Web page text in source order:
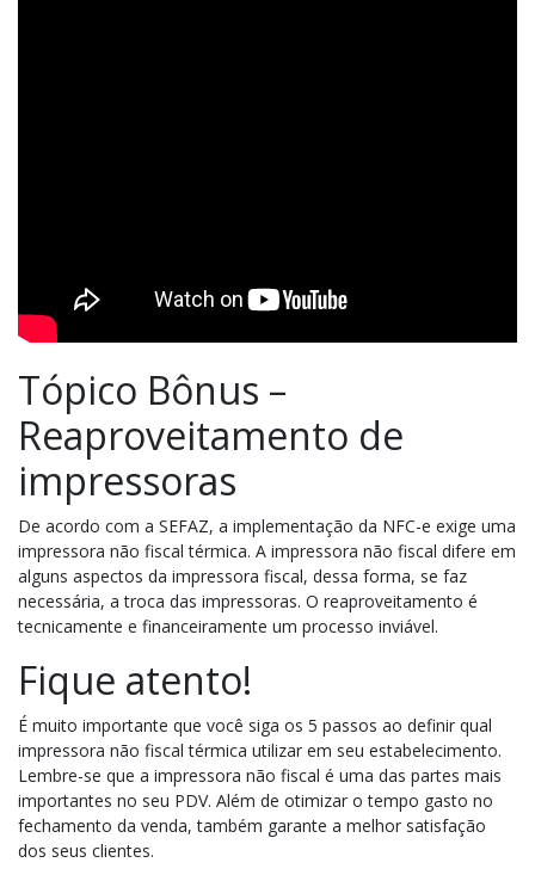
Tópico Bônus –
Reaproveitamento de
impressoras
De acordo com a SEFAZ, a implementação da NFC-e exige uma
impressora não fiscal térmica. A impressora não fiscal difere em
alguns aspectos da impressora fiscal, dessa forma, se faz
necessária, a troca das impressoras. O reaproveitamento é
tecnicamente e financeiramente um processo inviável.
Fique atento!
É muito importante que você siga os 5 passos ao definir qual
impressora não fiscal térmica utilizar em seu estabelecimento.
Lembre-se que a impressora não fiscal é uma das partes mais
importantes no seu PDV. Além de otimizar o tempo gasto no
fechamento da venda, também garante a melhor satisfação
dos seus clientes.